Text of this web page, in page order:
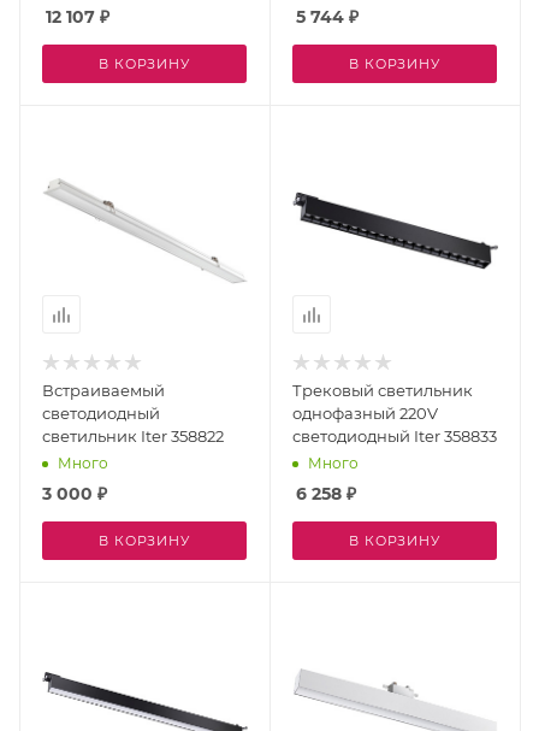
12 107 ₽
В КОРЗИНУ
5 744 ₽
В КОРЗИНУ
Встраиваемый
светодиодный
светильник Iter 358822
Много
3 000 ₽
В КОРЗИНУ
Трековый светильник
однофазный 220V
светодиодный Iter 358833
Много
6 258 ₽
В КОРЗИНУ